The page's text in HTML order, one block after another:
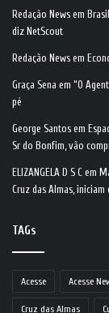
Redação News em
diz NetScout
Redação News em
Graça Sena em “O
pé
George Santos em
Sr do Bonfim, vão
ELIZANGELA D S C em
Cruz das Almas,
TAGs
Acesse Acesse
Cruz das Almas